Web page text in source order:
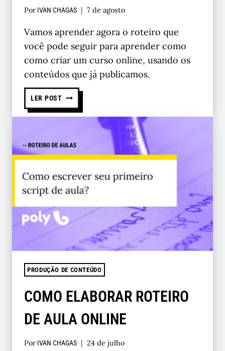
Por IVAN CHAGAS 7 de agosto
Vamos aprender agora o roteiro que
você pode seguir para aprender como
como criar um curso online, usando os
conteúdos que já publicamos.
LER POST
PRODUÇÃO DE CONTEÚDO
COMO ELABORAR ROTEIRO
DE AULA ONLINE
Por IVAN CHAGAS 24 de julho